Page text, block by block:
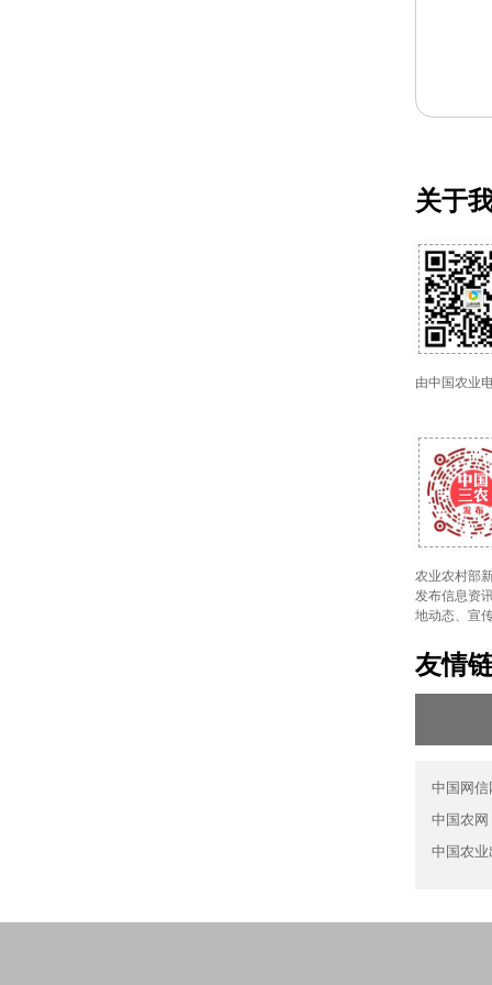
关于
由中国农业
农业农村部
发布信息资
地动态、宣
友情
中国网信
中国农网
中国农业